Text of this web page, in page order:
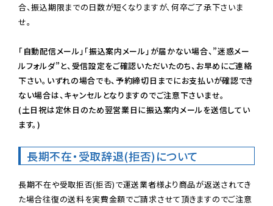
合、振込期限までの日数が短くなりますが、何卒ご了承下さいま
せ。
「自動配信メール」「振込案内メール」が届かない場合、”迷惑メー
ルフォルダ”と、受信設定をご確認いただいたのち、お早めにご連絡
下さい。いずれの場合でも、予約締切日までにお支払いが確認でき
ない場合は、キャンセルとなりますのでご注意下さいませ。
(土日祝は定休日のため翌営業日に振込案内メールを送信してい
ます。)
長期不在・受取辞退(拒否)について
長期不在や受取拒否(拒否)で運送業者様より商品が返送されてき
た場合往復の送料を実費金額でご請求させて頂きますのでご注意